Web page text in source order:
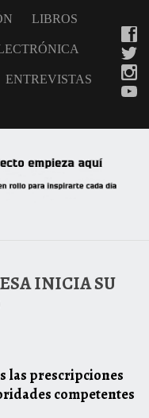
LIBROS
ENTREVISTAS
INICIA SU
las prescripciones
competentes